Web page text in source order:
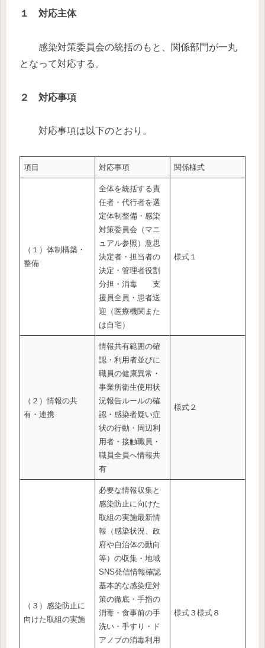
１ 対応主体
感染対策委員会の統括のもと、関係部門が一丸
となって対応する。
２ 対応事項
対応事項は以下のとおり。
項目 対応事項 関係様式
（１）体制構築・
整備
全体を統括する責
任者・代行者を選
定体制整備・感染
対策委員会（マニ
ュアル参照）意思
決定者・担当者の
決定・管理者役割
分担・消毒 支
援員全員・患者送
迎（医療機関また
は自宅）
様式１
（２）情報の共
有・連携
情報共有範囲の確
認・利用者並びに
職員の健康異常・
事業所衛生使用状
況報告ルールの確
認・感染者疑い症
状の行動・周辺利
用者・接触職員・
職員全員へ情報共
有
様式２
（３）感染防止に
向けた取組の実施
必要な情報収集と
感染防止に向けた
取組の実施最新情
報（感染状況、政
府や自治体の動向
等）の収集・地域
SNS発信情報確認
基本的な感染症対
策の徹底・手指の
消毒・食事前の手
洗い・手すり・ド
アノブの消毒利用
様式３様式８